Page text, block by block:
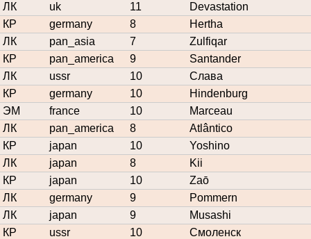
ЛК
uk 11
Devastation
КР
germany 8
Hertha
ЛК
pan_asia 7
Zulfiqar
КР
pan_america 9
Santander
ЛК
ussr 10
Слава
КР
germany 10
Hindenburg
ЭМ
france 10
Marceau
ЛК
pan_america 8
Atlântico
КР
japan 10
Yoshino
ЛК
japan 8
Kii
КР
japan 10
Zaō
ЛК
germany 9
Pommern
ЛК
japan 9
Musashi
КР
ussr 10
Смоленск